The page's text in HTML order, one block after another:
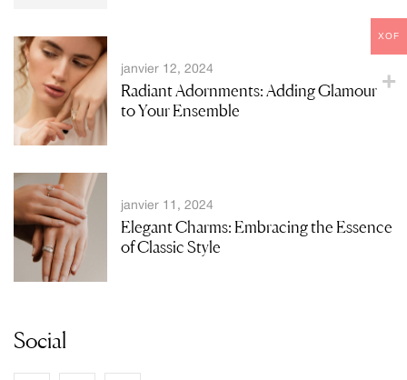
janvier 12, 2024
Radiant Adornments: Adding Glamour
to Your Ensemble
janvier 11, 2024
Elegant Charms: Embracing the Essence
of Classic Style
Social
XOF